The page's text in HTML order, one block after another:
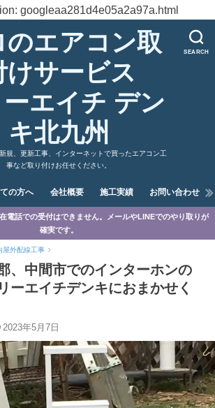
googleaa281d4e05a2a97a.html
SEARCH
のエアコン取
けサービス
エイチ デン
キ北九州
規、更新工事、インターネットで買ったエアコン工
事など取り付けお任せください。
の方へ 会社概要 施工実績 お問い合わせ
電話での受付はできません。メールやLINEでのやり取りが
確実です。
屋外配線工事
、中間市でのインターホンの
ーエイチデンキにおまかせく
2023年5月7日